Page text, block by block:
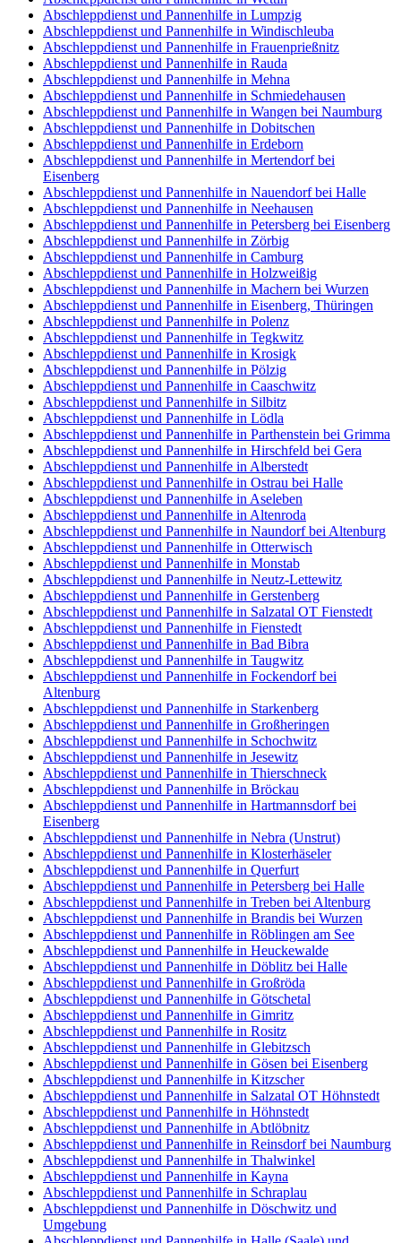
Abschleppdienst und Pannenhilfe in Lumpzig
Abschleppdienst und Pannenhilfe in Windischleuba
Abschleppdienst und Pannenhilfe in Frauenprießnitz
Abschleppdienst und Pannenhilfe in Rauda
Abschleppdienst und Pannenhilfe in Mehna
Abschleppdienst und Pannenhilfe in Schmiedehausen
Abschleppdienst und Pannenhilfe in Wangen bei Naumburg
Abschleppdienst und Pannenhilfe in Dobitschen
Abschleppdienst und Pannenhilfe in Erdeborn
Abschleppdienst und Pannenhilfe in Mertendorf bei
Eisenberg
Abschleppdienst und Pannenhilfe in Nauendorf bei Halle
Abschleppdienst und Pannenhilfe in Neehausen
Abschleppdienst und Pannenhilfe in Petersberg bei Eisenberg
Abschleppdienst und Pannenhilfe in Zörbig
Abschleppdienst und Pannenhilfe in Camburg
Abschleppdienst und Pannenhilfe in Holzweißig
Abschleppdienst und Pannenhilfe in Machern bei Wurzen
Abschleppdienst und Pannenhilfe in Eisenberg, Thüringen
Abschleppdienst und Pannenhilfe in Polenz
Abschleppdienst und Pannenhilfe in Tegkwitz
Abschleppdienst und Pannenhilfe in Krosigk
Abschleppdienst und Pannenhilfe in Pölzig
Abschleppdienst und Pannenhilfe in Caaschwitz
Abschleppdienst und Pannenhilfe in Silbitz
Abschleppdienst und Pannenhilfe in Lödla
Abschleppdienst und Pannenhilfe in Parthenstein bei Grimma
Abschleppdienst und Pannenhilfe in Hirschfeld bei Gera
Abschleppdienst und Pannenhilfe in Alberstedt
Abschleppdienst und Pannenhilfe in Ostrau bei Halle
Abschleppdienst und Pannenhilfe in Aseleben
Abschleppdienst und Pannenhilfe in Altenroda
Abschleppdienst und Pannenhilfe in Naundorf bei Altenburg
Abschleppdienst und Pannenhilfe in Otterwisch
Abschleppdienst und Pannenhilfe in Monstab
Abschleppdienst und Pannenhilfe in Neutz-Lettewitz
Abschleppdienst und Pannenhilfe in Gerstenberg
Abschleppdienst und Pannenhilfe in Salzatal OT Fienstedt
Abschleppdienst und Pannenhilfe in Fienstedt
Abschleppdienst und Pannenhilfe in Bad Bibra
Abschleppdienst und Pannenhilfe in Taugwitz
Abschleppdienst und Pannenhilfe in Fockendorf bei
Altenburg
Abschleppdienst und Pannenhilfe in Starkenberg
Abschleppdienst und Pannenhilfe in Großheringen
Abschleppdienst und Pannenhilfe in Schochwitz
Abschleppdienst und Pannenhilfe in Jesewitz
Abschleppdienst und Pannenhilfe in Thierschneck
Abschleppdienst und Pannenhilfe in Bröckau
Abschleppdienst und Pannenhilfe in Hartmannsdorf bei
Eisenberg
Abschleppdienst und Pannenhilfe in Nebra (Unstrut)
Abschleppdienst und Pannenhilfe in Klosterhäseler
Abschleppdienst und Pannenhilfe in Querfurt
Abschleppdienst und Pannenhilfe in Petersberg bei Halle
Abschleppdienst und Pannenhilfe in Treben bei Altenburg
Abschleppdienst und Pannenhilfe in Brandis bei Wurzen
Abschleppdienst und Pannenhilfe in Röblingen am See
Abschleppdienst und Pannenhilfe in Heuckewalde
Abschleppdienst und Pannenhilfe in Döblitz bei Halle
Abschleppdienst und Pannenhilfe in Großröda
Abschleppdienst und Pannenhilfe in Götschetal
Abschleppdienst und Pannenhilfe in Gimritz
Abschleppdienst und Pannenhilfe in Rositz
Abschleppdienst und Pannenhilfe in Glebitzsch
Abschleppdienst und Pannenhilfe in Gösen bei Eisenberg
Abschleppdienst und Pannenhilfe in Kitzscher
Abschleppdienst und Pannenhilfe in Salzatal OT Höhnstedt
Abschleppdienst und Pannenhilfe in Höhnstedt
Abschleppdienst und Pannenhilfe in Abtlöbnitz
Abschleppdienst und Pannenhilfe in Reinsdorf bei Naumburg
Abschleppdienst und Pannenhilfe in Thalwinkel
Abschleppdienst und Pannenhilfe in Kayna
Abschleppdienst und Pannenhilfe in Schraplau
Abschleppdienst und Pannenhilfe in Döschwitz und
Umgebung